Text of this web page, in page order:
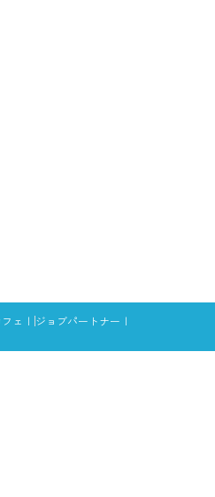
ェ ジョブパートナー